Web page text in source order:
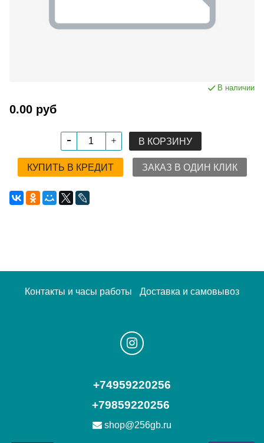
В наличии
0.00 руб
В КОРЗИНУ
КУПИТЬ В КРЕДИТ ЗАКАЗ В ОДИН КЛИК
Контакты и часы работы Доставка и самовывоз
+74959220256
+79859220256
shop@256gb.ru